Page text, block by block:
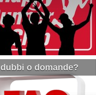
dubbi o domande?